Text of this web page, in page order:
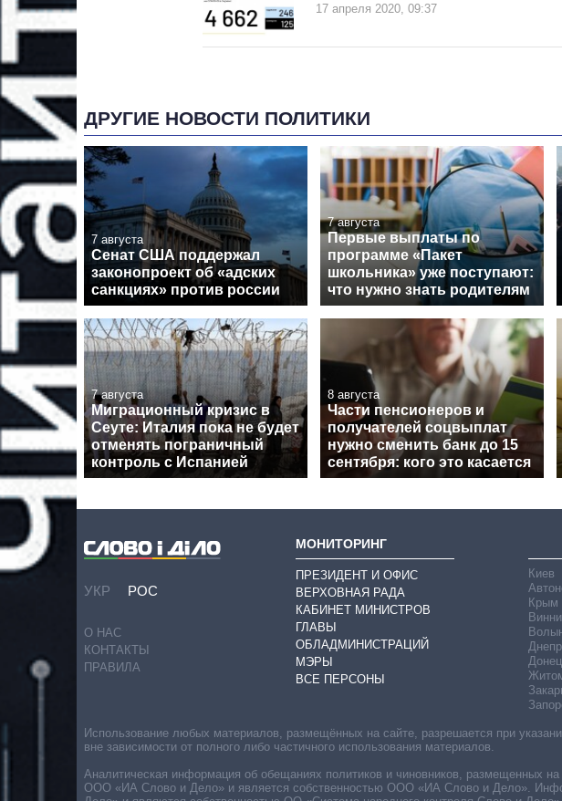
17 апреля 2020, 09:37
ДРУГИЕ НОВОСТИ ПОЛИТИКИ
7 августа
Сенат США поддержал
законопроект об «адских
санкциях» против россии
7 августа
Первые выплаты по
программе «Пакет
школьника» уже поступают:
что нужно знать родителям
7 августа
Миграционный кризис в
Сеуте: Италия пока не будет
отменять пограничный
контроль с Испанией
8 августа
Части пенсионеров и
получателей соцвыплат
нужно сменить банк до 15
сентября: кого это касается
УКР РОС
О НАС
КОНТАКТЫ
ПРАВИЛА
МОНИТОРИНГ
ПРЕЗИДЕНТ И ОФИС
ВЕРХОВНАЯ РАДА
КАБИНЕТ МИНИСТРОВ
ГЛАВЫ
ОБЛАДМИНИСТРАЦИЙ
МЭРЫ
ВСЕ ПЕРСОНЫ
Киев
Крым
Использование любых материалов, размещённых на сайте, разрешается при
вне зависимости от полного либо частичного использования материалов.
Аналитическая информация об обещаниях политиков и чиновников, размещенных
ООО «ИА Слово и Дело» и является собственностью ООО «ИА Слово и Дело».